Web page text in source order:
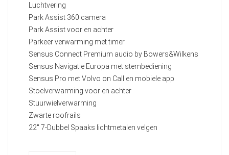
Luchtvering
Park Assist 360 camera
Park Assist voor en achter
Parkeer verwarming met timer
Sensus Connect Premium audio by Bowers&Wilkens
Sensus Navigatie Europa met stembediening
Sensus Pro met Volvo on Call en mobiele app
Stoelverwarming voor en achter
Stuurwielverwarming
Zwarte roofrails
22" 7-Dubbel Spaaks lichtmetalen velgen